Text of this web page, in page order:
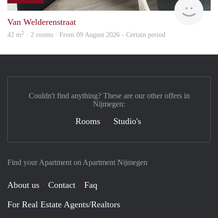
Van Welderenstraat
42 m2 · 2 rooms · From 09 August 2026 - Certain period
Find your Apartment on Apartment Nijmegen
About us Contact
Faq
For Real Estate Agents/Realtors
Couldn't find anything? These are our other offers in
Nijmegen:
Rooms Studio's